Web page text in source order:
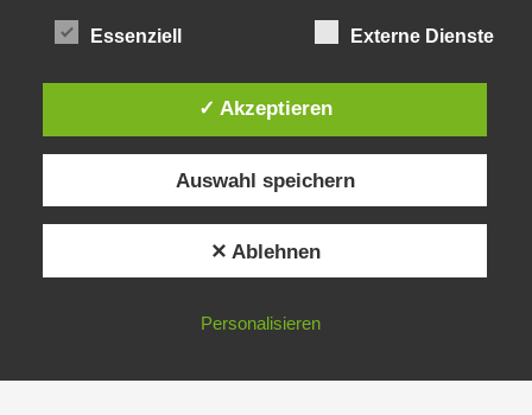
Essenziell Externe Dienste
✓ Akzeptieren
Auswahl speichern
✕ Ablehnen
Personalisieren